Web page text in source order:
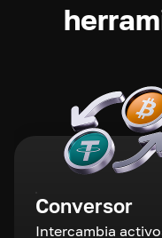
Conversor
Intercambia